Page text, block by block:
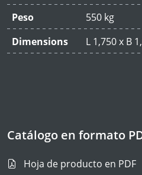
Peso
550 kg
Dimensions
L 1,750 x B
Catálogo en formato
Hoja de producto en PDF